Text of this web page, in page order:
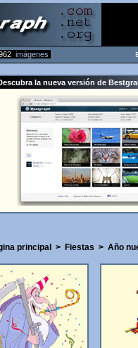
imágenes
la nueva versión de
principal > Fiestas > Año